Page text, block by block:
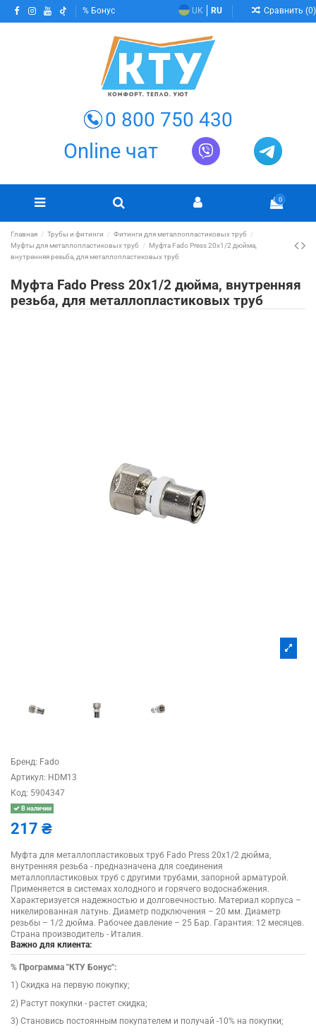
Бонус UK RU Сравнить (0)
0 800 750 430
Online чат
0
Главная Трубы и фитинги
Фитинги для металлопластиковых труб
Муфты для металлопластиковых труб
Муфта Fado Press 20х1/2 дюйма,
внутренняя резьба, для металлопластиковых труб
Муфта Fado Press 20х1/2 дюйма, внутренняя
резьба, для металлопластиковых труб
Бренд: Fado
Артикул: HDM13
Код: 5904347
В наличии
217 ₴
Муфта для металлопластиковых труб Fado Press 20х1/2 дюйма,
внутренняя резьба - предназначена для соединения
металлопластиковых труб с другими трубами, запорной арматурой.
Применяется в системах холодного и горячего водоснабжения.
Характеризуется надежностью и долговечностью. Материал корпуса –
никелированная латунь. Диаметр подключения – 20 мм. Диаметр
резьбы – 1/2 дюйма. Рабочее давление – 25 Бар. Гарантия: 12 месяцев.
Страна производитель - Италия.
Важно для клиента:
% Программа "КТУ Бонус":
1) Скидка на первую покупку;
2) Растут покупки - растет скидка;
3) Становись постоянным покупателем и получай -10% на покупки;